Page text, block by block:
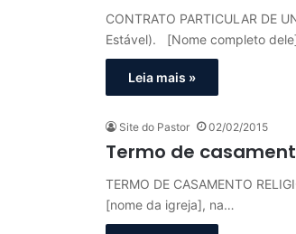
CONTRATO PARTICULAR DE
Estável). [Nome completo
Leia mais »
Site do Pastor 02/02/2015
Termo de
TERMO DE CASAMENTO
[nome da igreja], na…